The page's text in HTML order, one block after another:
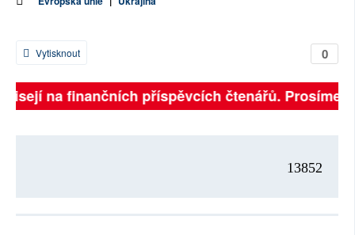
0
Vytisknout
na finančních příspěvcích čtenářů. Prosíme,
13852